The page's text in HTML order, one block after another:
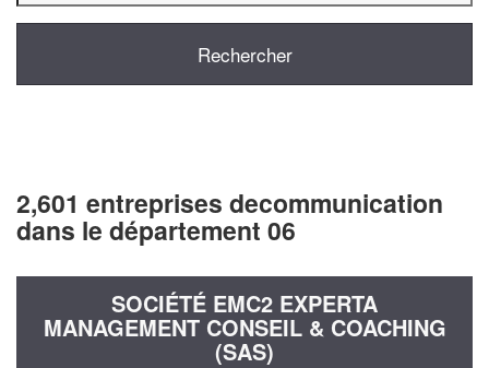
2,601 entreprises decommunication
dans le département 06
SOCIÉTÉ EMC2 EXPERTA
MANAGEMENT CONSEIL & COACHING
(SAS)